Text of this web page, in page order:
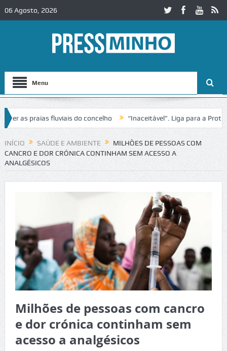
06 Agosto, 2026
Menu
praias fluviais do concelho “Inaceitável”. Liga para a Proteção
de trânsito no IC2 em Alcobaça Igreja do Castelo de
INÍCIO SAÚDE E AMBIENTE
MILHÕES DE PESSOAS COM
CANCRO E DOR CRÓNICA CONTINHAM SEM ACESSO A
ANALGÉSICOS
Milhões de pessoas com cancro
e dor crónica continham sem
acesso a analgésicos